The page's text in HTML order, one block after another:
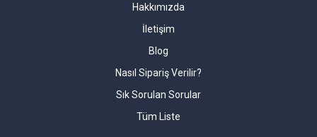
Hakkımızda
İletişim
Blog
Nasıl Sipariş Verilir?
Sık Sorulan Sorular
Tüm Liste